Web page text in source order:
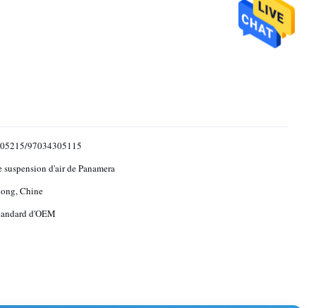
97034305115
suspension d'air de Panamera
Chine
d'OEM